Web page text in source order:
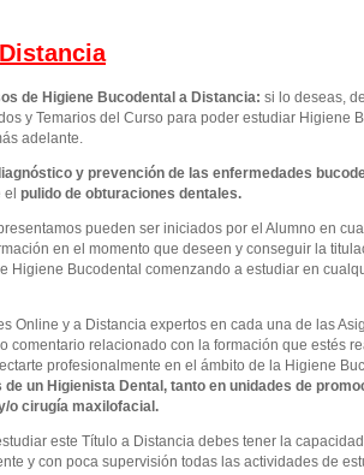
de Higiene Bucodental a Distancia: si lo deseas,
y Temarios del Curso para poder estudiar Higiene
adelante.
y prevención de las enfermedades
el pulido de obturaciones dentales.
pueden ser iniciados por el Alumno en
en el momento que deseen y conseguir la
Higiene Bucodental comenzando a estudiar en
Online y a Distancia expertos en cada una de las
relacionado con la formación que estés
profesionalmente en el ámbito de la Higiene
un Higienista Dental, tanto en unidades de
o cirugía maxilofacial.
este Título a Distancia debes tener la
y con poca supervisión todas las actividades de